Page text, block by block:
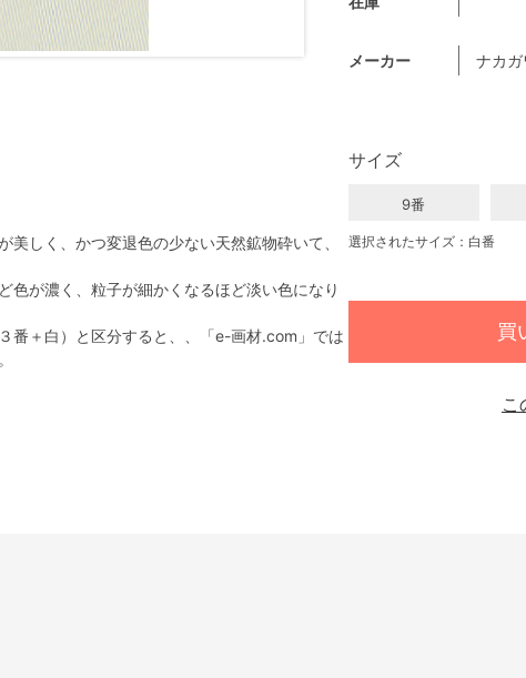
しく、かつ変退色の少ない天然鉱物砕いて、
色が濃く、粒子が細かくなるほど淡い色になり
番＋白）と区分すると、、「e-画材.com」では
メーカー ナカ
サイズ
9番
選択されたサイズ：白番
買
こ